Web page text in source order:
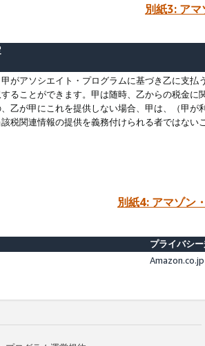
別紙3: ア
がアソシエイト・プログラムに基づき乙に支
ることができます。甲は随時、乙からの税金
、乙が甲にこれを提供しない場合、甲は、（甲
税関連情報の提供を義務付けられる者ではな
別紙4: アマゾン
プライバシ